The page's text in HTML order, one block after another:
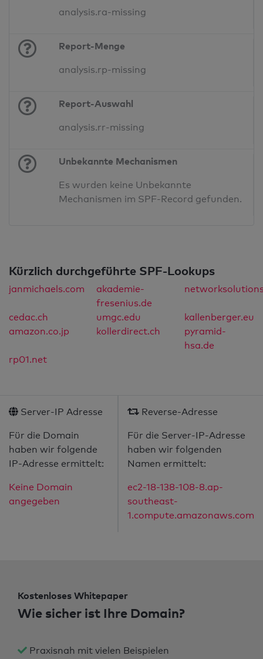
analysis.ra-missing
Report-Menge
analysis.rp-missing
Report-Auswahl
analysis.rr-missing
Unbekannte Mechanismen
Es wurden keine Unbekannte
Mechanismen im SPF-Record gefunden.
Kürzlich durchgeführte SPF-Lookups
janmichaels.com
akademie-
fresenius.de
cedac.ch umgc.edu
kallenberger.eu
amazon.co.jp
kollerdirect.ch
pyramid-
hsa.de
rp01.net
Server-IP Adresse
Für die Domain
haben wir folgende
IP-Adresse ermittelt:
Keine Domain
angegeben
Reverse-Adresse
Für die Server-IP-Adresse
haben wir folgenden
Namen ermittelt:
ec2-18-138-108-8.ap-
southeast-
1.compute.amazonaws.com
Kostenloses Whitepaper
Wie sicher ist Ihre Domain?
Praxisnah mit vielen Beispielen